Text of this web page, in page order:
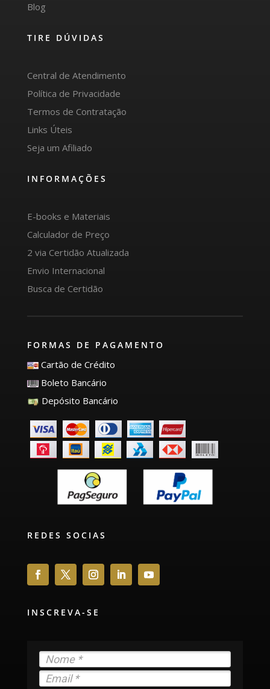
Blog
TIRE DÚVIDAS
Central de Atendimento
Política de Privacidade
Termos de Contratação
Links Úteis
Seja um Afiliado
INFORMAÇÕES
E-books e Materiais
Calculador de Preço
2 via Certidão Atualizada
Envio Internacional
Busca de Certidão
FORMAS DE PAGAMENTO
Cartão de Crédito
Boleto Bancário
Depósito Bancário
REDES SOCIAS
INSCREVA-SE